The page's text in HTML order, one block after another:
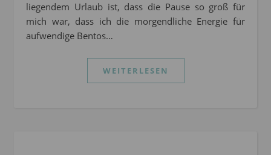
liegendem Urlaub ist, dass die Pause so groß für
mich war, dass ich die morgendliche Energie für
aufwendige Bentos…
WEITERLESEN